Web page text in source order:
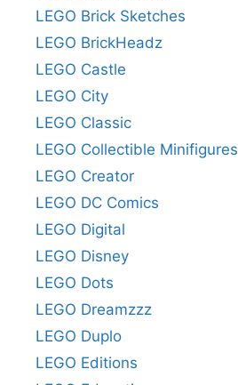
LEGO Brick Sketches
LEGO BrickHeadz
LEGO Castle
LEGO City
LEGO Classic
LEGO Collectible Minifigures
LEGO Creator
LEGO DC Comics
LEGO Digital
LEGO Disney
LEGO Dots
LEGO Dreamzzz
LEGO Duplo
LEGO Editions